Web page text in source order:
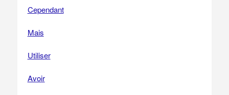
Cependant
Mais
Utiliser
Avoir